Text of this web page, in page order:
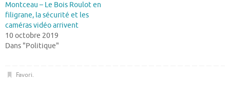
Montceau – Le Bois Roulot en
filigrane, la sécurité et les
caméras vidéo arrivent
10 octobre 2019
Dans "Politique"
Favori.